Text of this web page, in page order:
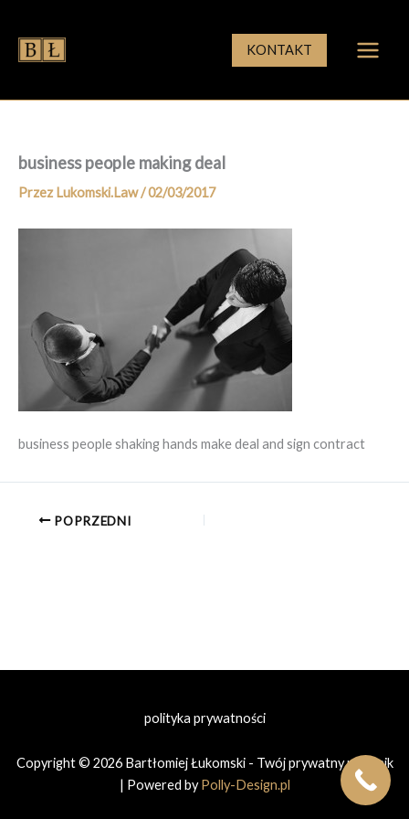
treści
KONTAKT
business people making deal
Przez Lukomski.Law/02/03/2017
business people shaking hands make deal and sign contract
POPRZEDNI
polityka prywatności
Copyright © 2026 Bartłomiej Łukomski - Twój prywatny prawnik
| Powered by Polly-Design.pl